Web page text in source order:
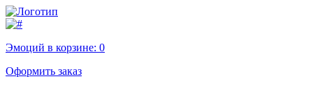
Эмоций в корзине: 0
Оформить заказ